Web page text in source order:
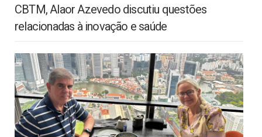
CBTM, Alaor Azevedo discutiu questões
relacionadas à inovação e saúde